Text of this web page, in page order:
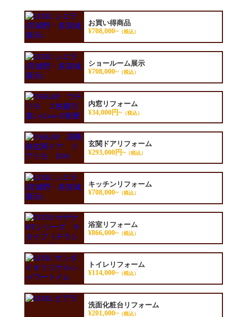
お買い得商品
¥708,000~（税込）
ショールーム展示
¥708,000~（税込）
内窓リフォーム
¥34,000円~（税込）
玄関ドアリフォーム
¥293,000円~（税込）
キッチンリフォーム
¥708,000~（税込）
浴室リフォーム
¥866,000~（税込）
トイレリフォーム
¥114,000~（税込）
洗面化粧台リフォーム
¥201,000~（税込）